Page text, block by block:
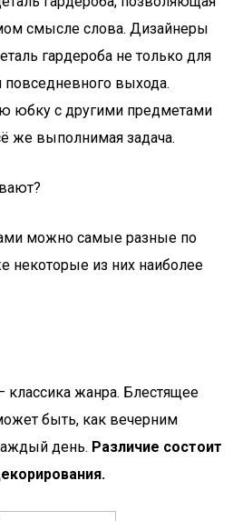
смысле слова. Дизайнеры
гардероба не только для
повседневного выхода.
юбку с другими предметами
же выполнимая задача.
можно самые разные по
некоторые из них наиболее
жанра. Блестящее
быть, как вечерним
день. Различие состоит